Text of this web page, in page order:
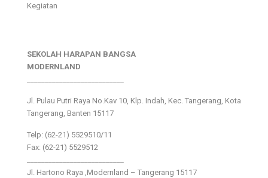
Kegiatan
SEKOLAH HARAPAN BANGSA
MODERNLAND
Jl. Pulau Putri Raya No.Kav 10, Klp. Indah, Kec. Tangerang, Kota
Tangerang, Banten 15117
Telp: (62-21) 5529510/11
Fax: (62-21) 5529512
Jl. Hartono Raya ,Modernland – Tangerang 15117